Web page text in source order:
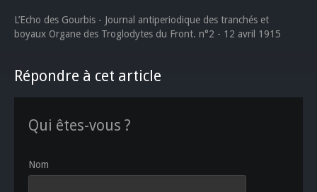
L’Echo des Gourbis - Journal antiperiodique des tranchés et
boyaux Organe des Troglodytes du Front. n°2 - 12 avril 1915
Répondre à cet article
Qui êtes-vous ?
Nom